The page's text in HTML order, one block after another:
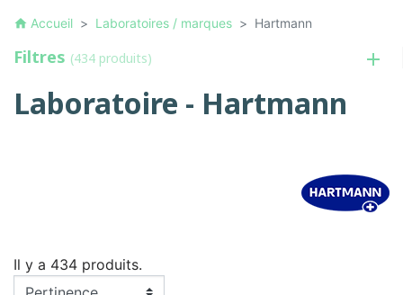
home Accueil Laboratoires / marques Hartmann
Filtres (434 produits)
Laboratoire - Hartmann
Il y a 434 produits.